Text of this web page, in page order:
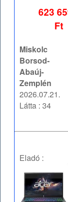
623
Ft
Miskolc
Borsod-
Abaúj-
Zemplén
2026.07.21.
Látta : 34
Eladó :